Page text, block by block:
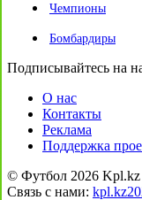
Чемпионы
Бомбардиры
Подписывайтесь на
О нас
Контакты
Реклама
Поддержка
© Футбол 2026 Kpl.kz
Связь с нами: